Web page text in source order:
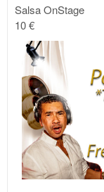
Salsa OnStage
10 €